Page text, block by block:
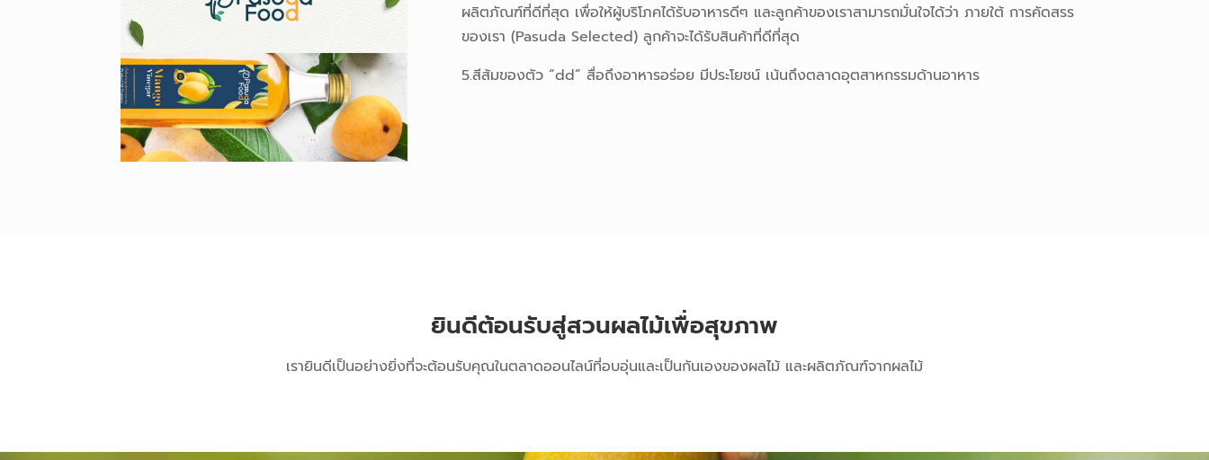
ผลิตภัณฑ์ที่ดีที่สุด เพื่อให้ผู้บริโภคได้รับอาหารดีๆ และลูกค้าของเราสามารถมั่นใจได้ว่า ภายใต้ การคัดสรร
ของเรา (Pasuda Selected) ลูกค้าจะได้รับสินค้าที่ดีที่สุด
5.สีส้มของตัว “dd” สื่อถึงอาหารอร่อย มีประโยชน์ เน้นถึงตลาดอุตสาหกรรมด้านอาหาร
ยินดีต้อนรับสู่สวนผลไม้เพื่อสุขภาพ
เรายินดีเป็นอย่างยิ่งที่จะต้อนรับคุณในตลาดออนไลน์ที่อบอุ่นและเป็นกันเองของผลไม้ และผลิตภัณฑ์จากผลไม้